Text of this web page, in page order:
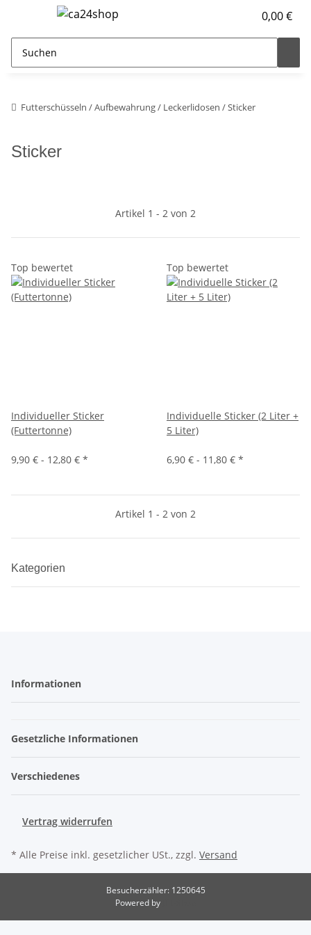
0,00 €
Futterschüsseln / Aufbewahrung / Leckerlidosen / Sticker
Sticker
Artikel 1 - 2 von 2
Top bewertet
Individueller Sticker
(Futtertonne)
9,90 € - 12,80 € *
Top bewertet
Individuelle Sticker (2 Liter +
5 Liter)
6,90 € - 11,80 € *
Artikel 1 - 2 von 2
Kategorien
Informationen
Gesetzliche Informationen
Verschiedenes
Vertrag widerrufen
* Alle Preise inkl. gesetzlicher USt., zzgl. Versand
Besucherzähler: 1250645
Powered by